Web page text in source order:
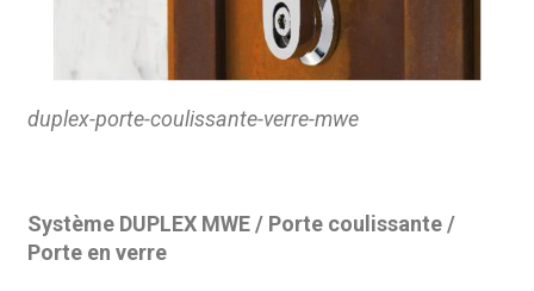
duplex-porte-coulissante-verre-mwe
Système DUPLEX MWE / Porte coulissante /
Porte en verre